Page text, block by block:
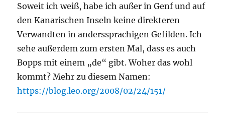
Soweit ich weiß, habe ich außer in Genf und auf
den Kanarischen Inseln keine direkteren
Verwandten in anderssprachigen Gefilden. Ich
sehe außerdem zum ersten Mal, dass es auch
Bopps mit einem „de“ gibt. Woher das wohl
kommt? Mehr zu diesem Namen:
https://blog.leo.org/2008/02/24/151/